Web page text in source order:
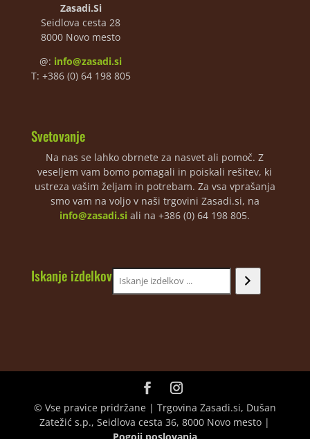
Zasadi.Si
Seidlova cesta 28
8000 Novo mesto
@: info@zasadi.si
T: +386 (0) 64 198 805
Svetovanje
Na nas se lahko obrnete za nasvet ali pomoč. Z
veseljem vam bomo pomagali in poiskali rešitev, ki
ustreza vašim željam in potrebam. Za vsa vprašanja
smo vam na voljo v naši trgovini Zasadi.si, na
info@zasadi.si ali na +386 (0) 64 198 805.
Iskanje izdelkov
© Vse pravice pridržane | Trgovina Zasadi.si, Dušan
Zatežić s.p., Seidlova cesta 36, 8000 Novo mesto |